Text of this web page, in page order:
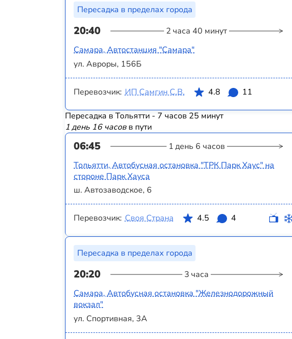
Пересадка в пределах города
20:40 2 часа 40 минут
Самара, Автостанция "Самара"
ул. Авроры, 156Б
Перевозчик: ИП Самгин С.В. 4.8 11
Пересадка в Тольятти - 7 часов 25 минут
1 день 16 часовв пути
06:45 1 день 6 часов
Тольятти, Автобусная остановка "ТРК Парк Хаус" на
стороне Парк Хауса
ш. Автозаводское, 6
Перевозчик: Своя Страна 4.5 4
Пересадка в пределах города
20:20 3 часа
Самара, Автобусная остановка "Железнодорожный
вокзал"
ул. Спортивная, 3А